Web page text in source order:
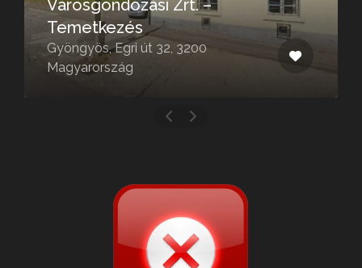
Városgondozási Zrt. –
Temetkezés
Gyöngyös, Egri út 32, 3200
Magyarország